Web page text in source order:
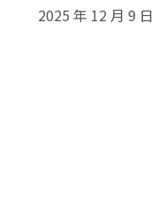
2025 年 12 月 9 日